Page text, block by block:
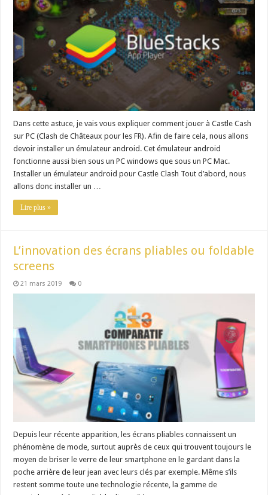
Dans cette astuce, je vais vous expliquer comment jouer à Castle Cash
sur PC (Clash de Châteaux pour les FR). Afin de faire cela, nous allons
devoir installer un émulateur android. Cet émulateur android
fonctionne aussi bien sous un PC windows que sous un PC Mac.
Installer un émulateur android pour Castle Clash Tout d’abord, nous
allons donc installer un …
Lire plus »
L’innovation des écrans pliables ou foldable
screens
21 mars 2019 0
Depuis leur récente apparition, les écrans pliables connaissent un
phénomène de mode, surtout auprès de ceux qui trouvent toujours le
moyen de briser le verre de leur smartphone en le gardant dans la
poche arrière de leur jean avec leurs clés par exemple. Même s’ils
restent somme toute une technologie récente, la gamme de